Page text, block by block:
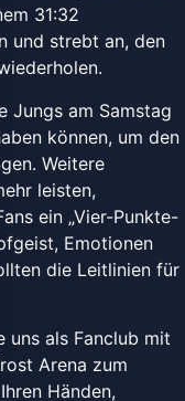
31:32
und strebt an, den
Jungs am Samstag
können, um den
Weitere
leisten,
ein „Vier-Punkte-
Emotionen
die Leitlinien für
uns als Fanclub mit
Arena zum
Händen,